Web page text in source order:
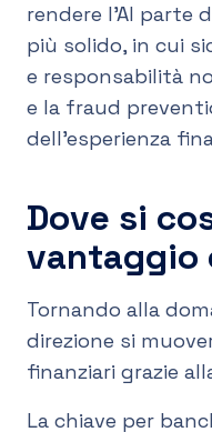
rendere l’AI parte
più solido, in cui
e responsabilità
e la fraud
dell’esperienza
Dove si
vantaggio
Tornando alla
direzione si
finanziari grazie
La chiave per